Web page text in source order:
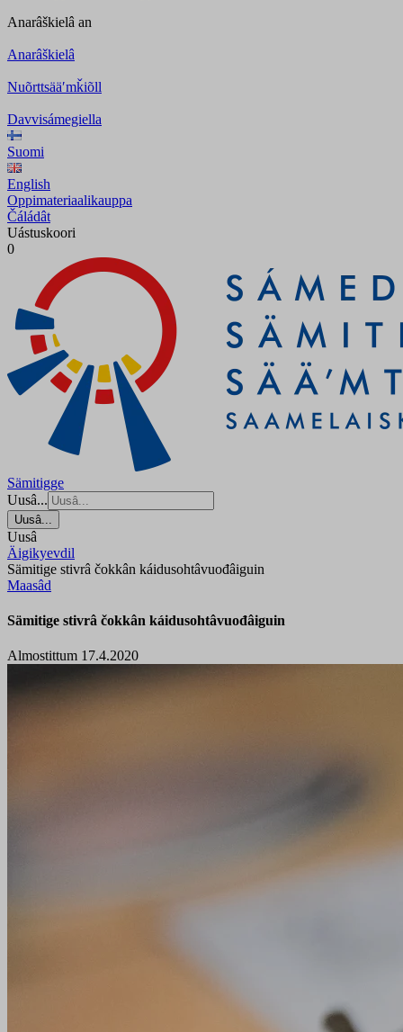
Anarâškielâ an
Anarâškielâ
Nuõrttsääʹmǩiõll
Davvisámegiella
Suomi
English
Oppimateriaalikauppa
Čáládât
Uástuskoori
0
Sämitigge
Uusâ...
Uusâ...
Uusâ
Äigikyevdil
Sämitige stivrâ čokkân káidusohtâvuođâiguin
Maasâd
Sämitige stivrâ čokkân káidusohtâvuođâiguin
Almostittum 17.4.2020